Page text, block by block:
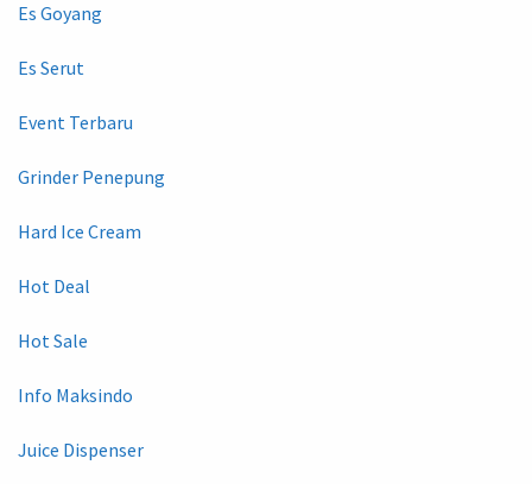
Es Goyang
Es Serut
Event Terbaru
Grinder Penepung
Hard Ice Cream
Hot Deal
Hot Sale
Info Maksindo
Juice Dispenser